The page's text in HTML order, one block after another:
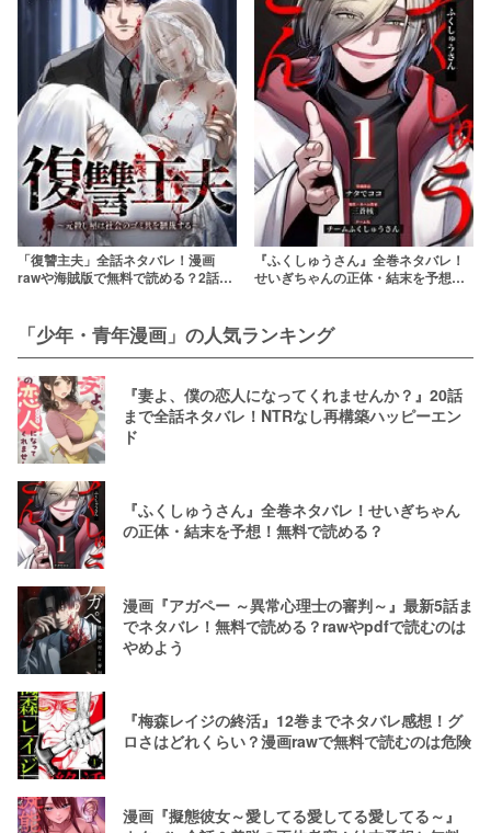
「復讐主夫」全話ネタバレ！漫画
rawや海賊版で無料で読める？2話を
『ふくしゅうさん』全巻ネタバレ！
せいぎちゃんの正体・結末を予想！
「少年・青年漫画」の人気ランキング
『妻よ、僕の恋人になってくれませんか？』20話
まで全話ネタバレ！NTRなし再構築ハッピーエン
ド
『ふくしゅうさん』全巻ネタバレ！せいぎちゃん
の正体・結末を予想！無料で読める？
漫画『アガペー ～異常心理士の審判～』最新5話ま
でネタバレ！無料で読める？rawやpdfで読むのは
やめよう
『梅森レイジの終活』12巻までネタバレ感想！グ
ロさはどれくらい？漫画rawで無料で読むのは危険
漫画『擬態彼女～愛してる愛してる愛してる～』